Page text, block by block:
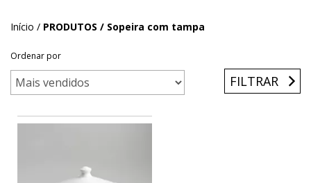
Início / PRODUTOS / Sopeira com tampa
Ordenar por
FILTRAR